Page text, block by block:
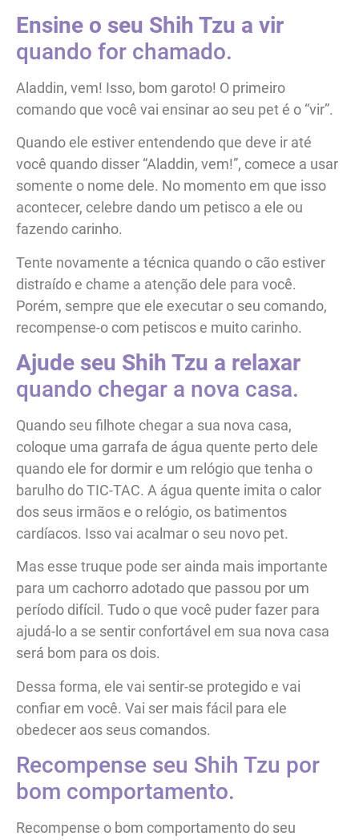
Ensine o seu Shih Tzu a vir
quando for chamado.
Aladdin, vem! Isso, bom garoto! O primeiro
comando que você vai ensinar ao seu pet é o “vir”.
Quando ele estiver entendendo que deve ir até
você quando disser “Aladdin, vem!”, comece a usar
somente o nome dele. No momento em que isso
acontecer, celebre dando um petisco a ele ou
fazendo carinho.
Tente novamente a técnica quando o cão estiver
distraído e chame a atenção dele para você.
Porém, sempre que ele executar o seu comando,
recompense-o com petiscos e muito carinho.
Ajude seu Shih Tzu a relaxar
quando chegar a nova casa.
Quando seu filhote chegar a sua nova casa,
coloque uma garrafa de água quente perto dele
quando ele for dormir e um relógio que tenha o
barulho do TIC-TAC. A água quente imita o calor
dos seus irmãos e o relógio, os batimentos
cardíacos. Isso vai acalmar o seu novo pet.
Mas esse truque pode ser ainda mais importante
para um cachorro adotado que passou por um
período difícil. Tudo o que você puder fazer para
ajudá-lo a se sentir confortável em sua nova casa
será bom para os dois.
Dessa forma, ele vai sentir-se protegido e vai
confiar em você. Vai ser mais fácil para ele
obedecer aos seus comandos.
Recompense seu Shih Tzu por
bom comportamento.
Recompense o bom comportamento do seu